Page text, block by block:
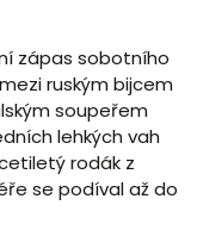
zápas sobotního
ruským bijcem
soupeřem
lehkých vah
rodák z
se podíval až do